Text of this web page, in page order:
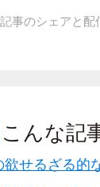
事のシェアと配
こんな記
欲せるざる的